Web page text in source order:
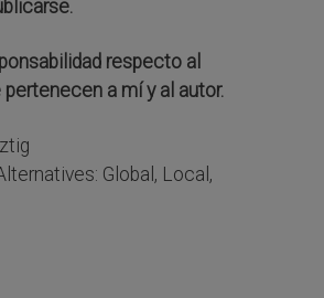
respecto al
a mí y al autor.
Global, Local,